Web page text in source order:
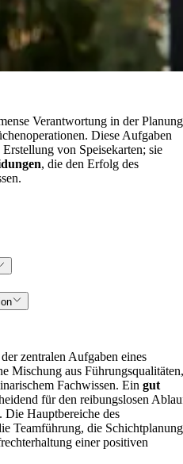
Verantwortung in der Planung
Diese Aufgaben
von Speisekarten; sie
, die den Erfolg des
zentralen Aufgaben eines
Mischung aus Führungsqualitäten,
Fachwissen. Ein gut
für den reibungslosen
Die Hauptbereiche des
Teamführung, die
einer positiven